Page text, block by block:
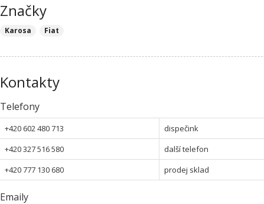
Značky
Karosa Fiat
Kontakty
Telefony
+420 602 480 713
dispečink
+420 327 516 580
další telefon
+420 777 130 680
prodej sklad
Emaily